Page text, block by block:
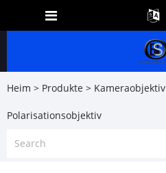
Heim > Produkte > Kameraobjektiv
Polarisationsobjektiv